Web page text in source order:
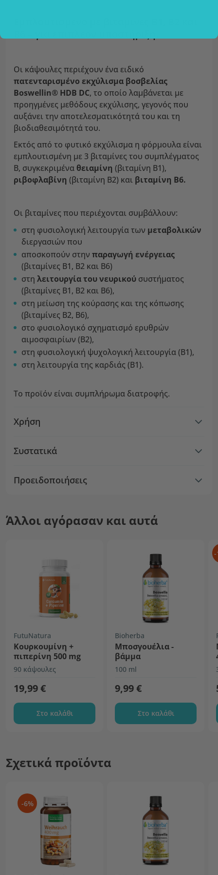
Οι κάψουλες περιέχουν ένα ειδικό
πατενταρισμένο εκχύλισμα βοσβελίας
Boswellin® HDB DC, το οποίο λαμβάνεται με
προηγμένες μεθόδους εκχύλισης, γεγονός που
αυξάνει την αποτελεσματικότητά του και τη
βιοδιαθεσιμότητά του.
Εκτός από το φυτικό εκχύλισμα η φόρμουλα είναι
εμπλουτισμένη με 3 βιταμίνες του συμπλέγματος
Β, συγκεκριμένα θειαμίνη (βιταμίνη Β1),
ριβοφλαβίνη (βιταμίνη Β2) και βιταμίνη Β6.
Οι βιταμίνες που περιέχονται συμβάλλουν:
στη φυσιολογική λειτουργία των μεταβολικών
διεργασιών που
αποσκοπούν στην παραγωγή ενέργειας
(βιταμίνες Β1, Β2 και Β6)
στη λειτουργία του νευρικού συστήματος
(βιταμίνες Β1, Β2 και Β6),
στη μείωση της κούρασης και της κόπωσης
(βιταμίνες Β2, Β6),
στο φυσιολογικό σχηματισμό ερυθρών
αιμοσφαιρίων (Β2),
στη φυσιολογική ψυχολογική λειτουργία (Β1),
στη λειτουργία της καρδιάς (Β1).
Το προϊόν είναι συμπλήρωμα διατροφής.
Χρήση
Συστατικά
Προειδοποιήσεις
Άλλοι αγόρασαν και αυτά
FutuNatura
Κουρκουμίνη +
πιπερίνη 500 mg
90 κάψουλες
19,99 €
Στο καλάθι
Bioherba
Μποσγουέλια -
βάμμα
100 ml
9,99 €
Στο καλάθι
-
Σχετικά προϊόντα
-6%